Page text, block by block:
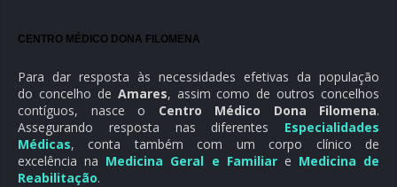
CENTRO MÉDICO DONA FILOMENA
Para dar resposta às necessidades efetivas da população
do concelho de Amares, assim como de outros concelhos
contíguos, nasce o Centro Médico Dona Filomena.
Assegurando resposta nas diferentes Especialidades
Médicas, conta também com um corpo clínico de
excelência na Medicina Geral e Familiare Medicina de
Reabilitação.